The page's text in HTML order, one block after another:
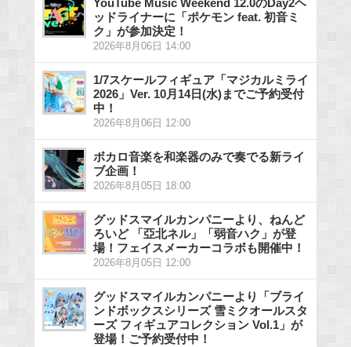
YouTube Music Weekend 12.0のDay2ヘ
ッドライナーに「ポケモン feat. 初音ミ
ク」が参加決定！
2026年8月06日 14:00
1/7スケールフィギュア「マジカルミライ
2026」Ver. 10月14日(水)までご予約受付
中！
2026年8月06日 12:00
ボカロ音楽を和楽器のみで奏でる新ライ
ブ企画！
2026年8月05日 18:00
グッドスマイルカンパニーより、ねんど
ろいど 「亞北ネル」「弱音ハク」が登
場！フェイスメーカーコラボも開催中！
2026年8月05日 12:00
グッドスマイルカンパニーより「ブライ
ンドボックスシリーズ 雪ミクオールスタ
ーズ フィギュアコレクション Vol.1」が
登場！ご予約受付中！